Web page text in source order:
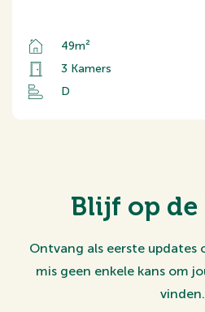
49m²
3 Kamers
D
Blijf op
Ontvang als eerste updates
mis geen enkele kans om
vinden.